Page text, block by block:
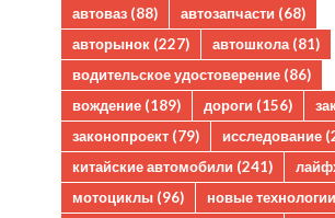
автоваз (88) автозапчасти (68)
авторынок (227) автошкола (81)
водительское удостоверение (86)
вождение (189) дороги (156)
законопроект (79) исследование
китайские автомобили (241)
мотоциклы (96) новые технологии